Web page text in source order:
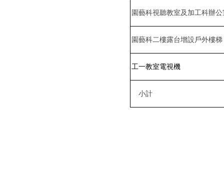
園藝科視聽教室及加工科辦
園藝科二樓露台增設戶外樓梯
工一教室電視機
小計